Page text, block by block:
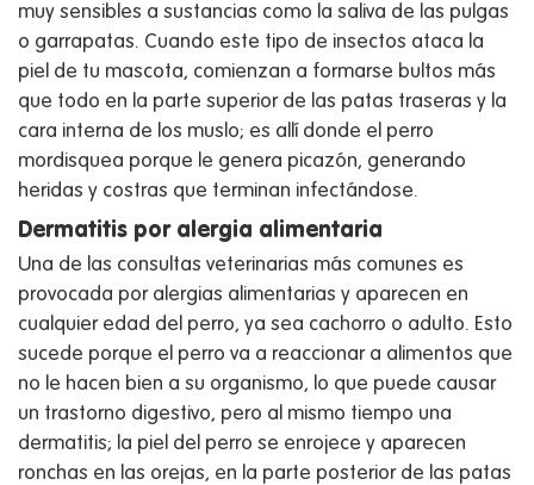
muy sensibles a sustancias como la saliva de las pulgas
o garrapatas. Cuando este tipo de insectos ataca la
piel de tu mascota, comienzan a formarse bultos más
que todo en la parte superior de las patas traseras y la
cara interna de los muslo; es allí donde el perro
mordisquea porque le genera picazón, generando
heridas y costras que terminan infectándose.
Dermatitis por alergia alimentaria
Una de las consultas veterinarias más comunes es
provocada por alergias alimentarias y aparecen en
cualquier edad del perro, ya sea cachorro o adulto. Esto
sucede porque el perro va a reaccionar a alimentos que
no le hacen bien a su organismo, lo que puede causar
un trastorno digestivo, pero al mismo tiempo una
dermatitis; la piel del perro se enrojece y aparecen
ronchas en las orejas, en la parte posterior de las patas